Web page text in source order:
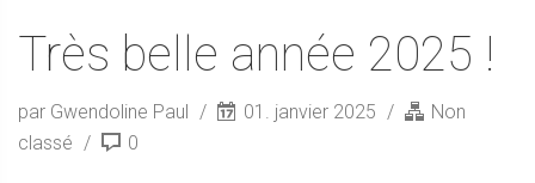
Très belle année 2025 !
par Gwendoline Paul 01. janvier 2025
Non
classé
0